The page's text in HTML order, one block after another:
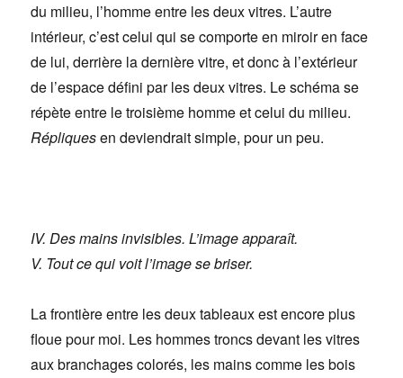
du milieu, l’homme entre les deux vitres. L’autre
intérieur, c’est celui qui se comporte en miroir en face
de lui, derrière la dernière vitre, et donc à l’extérieur
de l’espace défini par les deux vitres. Le schéma se
répète entre le troisième homme et celui du milieu.
Répliquesen deviendrait simple, pour un peu.
IV. Des mains invisibles. L’image apparaît.
V. Tout ce qui voit l’image se briser.
La frontière entre les deux tableaux est encore plus
floue pour moi. Les hommes troncs devant les vitres
aux branchages colorés, les mains comme les bois